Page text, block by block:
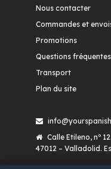
Nous contacter
Commandes et
Promotions
Questions fréquentes
Transport
Plan du site
Calle Etileno, nº
47012 – Valladolid.